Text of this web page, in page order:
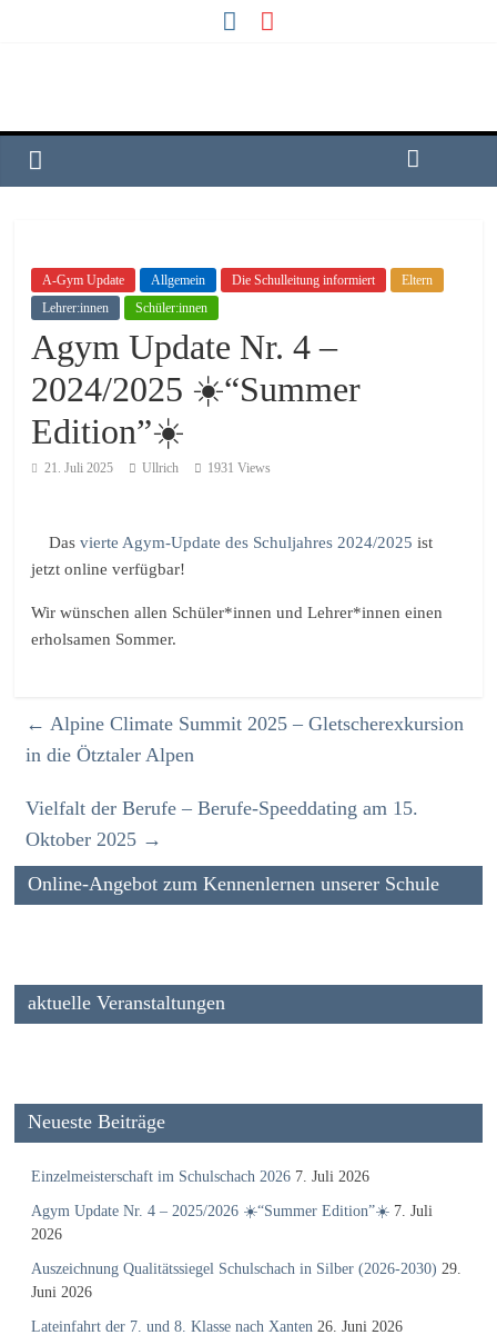
A-Gym Update Allgemein Die Schulleitung informiert
Eltern
Lehrer:innen
Schüler:innen
Agym Update Nr. 4 –
2024/2025 ☀️“Summer
Edition”☀️
21. Juli 2025 Ullrich 1931 Views
Dasvierte Agym-Update des Schuljahres 2024/2025ist
jetzt online verfügbar!
Wir wünschen allen Schüler*innen und Lehrer*innen einen
erholsamen Sommer.
← Alpine Climate Summit 2025 – Gletscherexkursion
in die Ötztaler Alpen
Vielfalt der Berufe – Berufe-Speeddating am 15.
Oktober 2025 →
Online-Angebot zum Kennenlernen unserer Schule
aktuelle Veranstaltungen
Neueste Beiträge
Einzelmeisterschaft im Schulschach 2026 7. Juli 2026
Agym Update Nr. 4 – 2025/2026 ☀️“Summer Edition”☀️ 7. Juli
2026
Auszeichnung Qualitätssiegel Schulschach in Silber (2026-2030) 29.
Juni 2026
Lateinfahrt der 7. und 8. Klasse nach Xanten 26. Juni 2026